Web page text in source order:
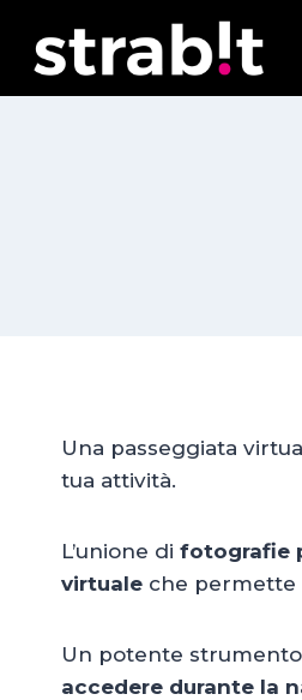
contenuto
Una passeggiata
tua attività.
L’unione di fotografie
virtuale che permette
Un potente
accedere durante la